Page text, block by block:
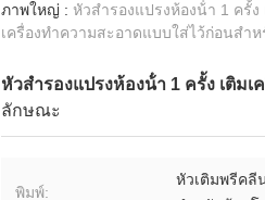
ภาพใหญ่ : หัวสํารองแปรงห้องน้ํา 1 ครั้ง
เครื่องทําความสะอาดแบบใส่ไว้ก่อนสําห
หัวสํารองแปรงห้องน้ํา 1 ครั้ง เติม
ลักษณะ
พิมพ์:
หัวเติมพรีคลี